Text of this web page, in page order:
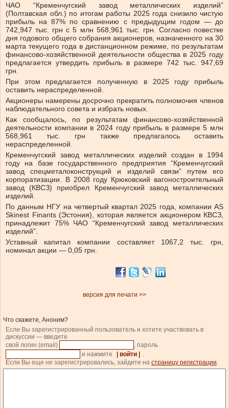
ЧАО “Кременчугский завод металлических изделий”
(Полтавская обл.) по итогам работы 2025 года снизило чистую
прибыль на 87% по сравнению с предыдущим годом — до
742,947 тыс. грн с 5 млн 568,961 тыс. грн. Согласно повестке
дня годового общего собрания акционеров, назначенного на 30
марта текущего года в дистанционном режиме, по результатам
финансово-хозяйственной деятельности общества в 2025 году
предлагается утвердить прибыль в размере 742 тыс. 947,69
грн.
При этом предлагается полученную в 2025 году прибыль
оставить нераспределенной.
Акционеры намерены досрочно прекратить полномочия членов
наблюдательного совета и избрать новых.
Как сообщалось, по результатам финансово-хозяйственной
деятельности компании в 2024 году прибыль в размере 5 млн
568,961 тыс. грн также предлагалось оставить
нераспределенной.
Кременчугский завод металлических изделий создан в 1994
году на базе государственного предприятия “Кременчугский
завод спецметалоконструкций и изделий связи” путем его
корпоратизации. В 2008 году Крюковский вагоностроительный
завод (КВСЗ) приобрел Кременчугский завод металлических
изделий.
По данным НГУ на четвертый квартал 2025 года, компании AS
Skinest Finants (Эстония), которая является акционером КВСЗ,
принадлежит 75% ЧАО “Кременчугский завод металлических
изделий”.
Уставный капитал компании составляет 1067,2 тыс. грн,
номинал акции — 0,05 грн.
версия для печати >>
Что скажете, Аноним?
Если Вы зарегистрированный пользователь и хотите участвовать в
дискуссии — введите
свой логин (email)
, пароль
и нажмите
| войти |
.
Если Вы еще не зарегистрировались, зайдите на страницу регистрации.